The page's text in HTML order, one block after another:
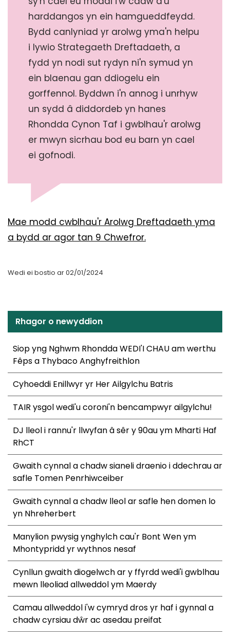
harddangos yn ein hamgueddfeydd.
Bydd canlyniad yr arolwg yma'n helpu
i lywio Strategaeth Dreftadaeth, a
fydd yn nodi sut rydyn ni'n symud yn
ein blaenau gan ddiogelu ein
gorffennol. Byddwn i'n annog i unrhyw
un sydd â diddordeb yn hanes
Rhondda Cynon Taf i gwblhau'r arolwg
er mwyn sicrhau bod eu barn yn cael
ei gofnodi.
Mae modd cwblhau'r Arolwg Dreftadaeth yma
a bydd ar agor tan 9 Chwefror.
Wedi ei bostio ar 02/01/2024
Rhagor o newyddion
Siop yng Nghwm Rhondda WEDI'I CHAU am werthu
Fêps a Thybaco Anghyfreithlon
Cyhoeddi Enillwyr yr Her Ailgylchu Batris
TAIR ysgol wedi'u coroni'n bencampwyr ailgylchu!
DJ lleol i rannu'r llwyfan â sêr y 90au ym Mharti Haf
RhCT
Gwaith cynnal a chadw sianeli draenio i ddechrau ar
safle Tomen Penrhiwceiber
Gwaith cynnal a chadw lleol ar safle hen domen lo
yn Nhreherbert
Manylion pwysig ynghylch cau'r Bont Wen ym
Mhontypridd yr wythnos nesaf
Cynllun gwaith diogelwch ar y ffyrdd wedi'i gwblhau
mewn lleoliad allweddol ym Maerdy
Camau allweddol i'w cymryd dros yr haf i gynnal a
chadw cyrsiau dŵr ac asedau preifat